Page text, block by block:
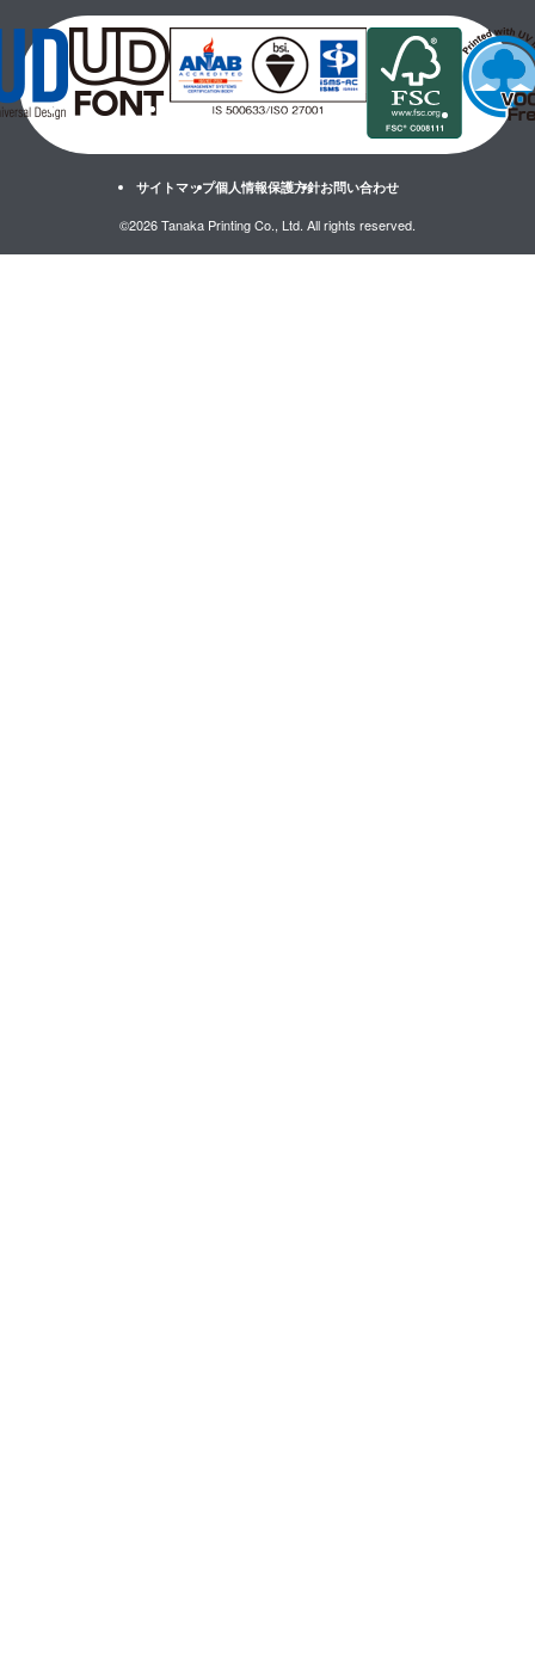
サイトマップ個人情報保護方針お問い合わせ
©2026 Tanaka Printing Co., Ltd. All rights reserved.